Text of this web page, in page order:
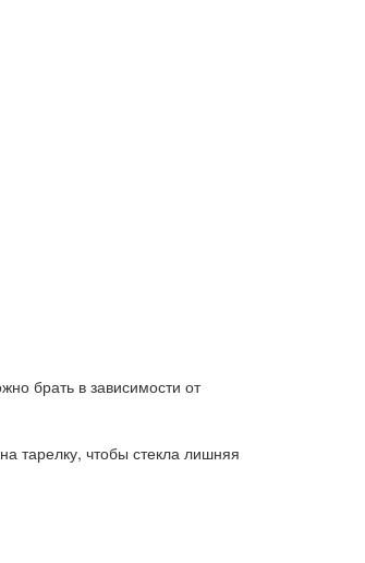
брать в зависимости от
тарелку, чтобы стекла лишняя